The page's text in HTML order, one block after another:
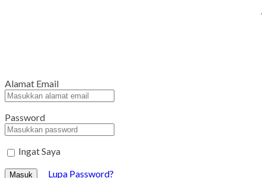
Alamat Email
Password
Ingat Saya
Masuk Lupa Password?